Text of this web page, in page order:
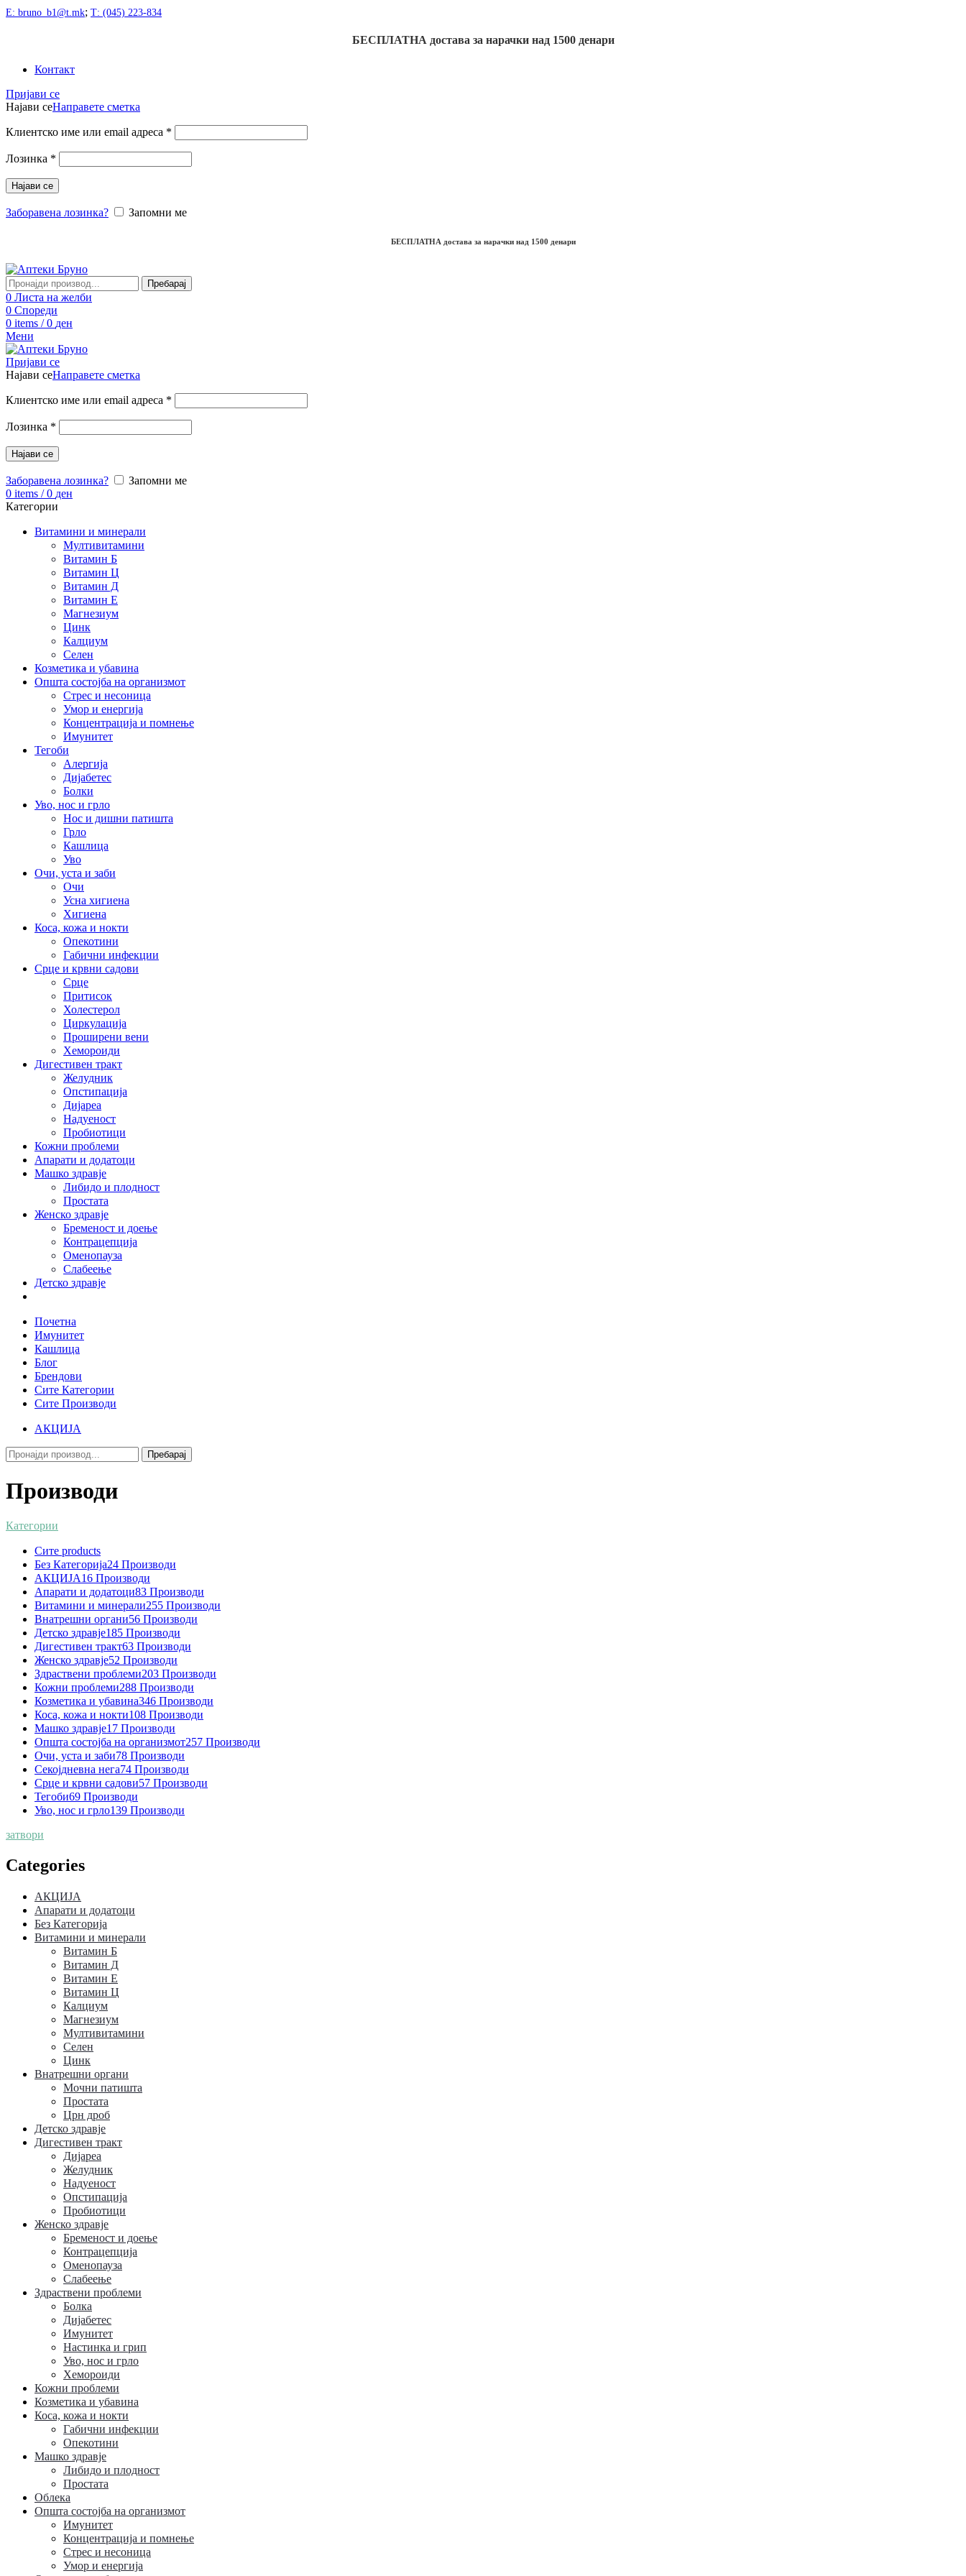
Е: bruno_b1@t.mk; Т: (045) 223-834
БЕСПЛАТНА достава за нарачки над 1500денари
Контакт
Пријави се
Најави сеНаправете сметка
Клиентско име или email адреса *
Лозинка *
Најави се
Заборавена лозинка? Запомни ме
БЕСПЛАТНА достава за нарачки над 1500 денари
Пребарај
0 Листа на желби
0 Спореди
0 items / 0 ден
Мени
Пријави се
Најави сеНаправете сметка
Клиентско име или email адреса *
Лозинка *
Најави се
Заборавена лозинка?
Запомни ме
0 items / 0 ден
Категории
Витамини и минерали
Мултивитамини
Витамин Б
Витамин Ц
Витамин Д
Витамин Е
Магнезиум
Цинк
Калциум
Селен
Козметика и убавина
Општа состојба на организмот
Стрес и несоница
Умор и енергија
Концентрација и помнење
Имунитет
Тегоби
Алергија
Дијабетес
Болки
Уво, нос и грло
Нос и дишни патишта
Грло
Кашлица
Уво
Очи, уста и заби
Очи
Усна хигиена
Хигиена
Коса, кожа и нокти
Опекотини
Габични инфекции
Срце и крвни садови
Срце
Притисок
Холестерол
Циркулација
Проширени вени
Хемороиди
Дигестивен тракт
Желудник
Опстипација
Дијареа
Надуеност
Пробиотици
Кожни проблеми
Апарати и додатоци
Машко здравје
Либидо и плодност
Простата
Женско здравје
Бременост и доење
Контрацепција
Оменопауза
Слабеење
Детско здравје
Почетна
Имунитет
Кашлица
Блог
Брендови
Сите Категории
Сите Производи
АКЦИЈА
Пребарај
Производи
Категории
Сите products
Без Категорија24 Производи
АКЦИЈА16 Производи
Апарати и додатоци83 Производи
Витамини и минерали255 Производи
Внатрешни органи56 Производи
Детско здравје185 Производи
Дигестивен тракт63 Производи
Женско здравје52 Производи
Здраствени проблеми203 Производи
Кожни проблеми288 Производи
Козметика и убавина346 Производи
Коса, кожа и нокти108 Производи
Машко здравје17 Производи
Општа состојба на организмот257 Производи
Очи, уста и заби78 Производи
Секојдневна нега74 Производи
Срце и крвни садови57 Производи
Тегоби69 Производи
Уво, нос и грло139 Производи
затвори
Categories
АКЦИЈА
Апарати и додатоци
Без Категорија
Витамини и минерали
Витамин Б
Витамин Д
Витамин Е
Витамин Ц
Калциум
Магнезиум
Мултивитамини
Селен
Цинк
Внатрешни органи
Мочни патишта
Простата
Црн дроб
Детско здравје
Дигестивен тракт
Дијареа
Желудник
Надуеност
Опстипација
Пробиотици
Женско здравје
Бременост и доење
Контрацепција
Оменопауза
Слабеење
Здраствени проблеми
Болка
Дијабетес
Имунитет
Настинка и грип
Уво, нос и грло
Хемороиди
Кожни проблеми
Козметика и убавина
Коса, кожа и нокти
Габични инфекции
Опекотини
Машко здравје
Либидо и плодност
Простата
Облека
Општа состојба на организмот
Имунитет
Концентрација и помнење
Стрес и несоница
Умор и енергија